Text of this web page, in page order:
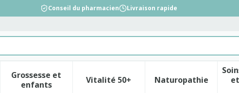
Conseil du pharmacien Livraison rapide
catégorie Beauté, soins et hygiène
sous-menu pour la catégorie Régime, alimentation &
Grossesse et
enfants
Afficher le sous-menu pour la catégorie Grossesse
Vitalité 50+Afficher le sous-menu pour la
Naturopathie
Afficher le